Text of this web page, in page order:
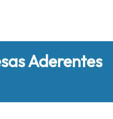
Aderentes